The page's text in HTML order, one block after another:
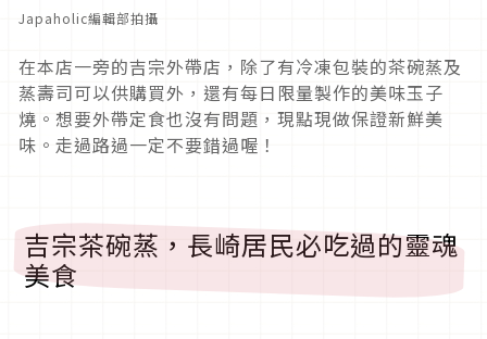
Japaholic編輯部拍攝
在本店一旁的吉宗外帶店，除了有冷凍包裝的茶碗蒸及
蒸壽司可以供購買外，還有每日限量製作的美味玉子
燒。想要外帶定食也沒有問題，現點現做保證新鮮美
味。走過路過一定不要錯過喔！
吉宗茶碗蒸，長崎居民必吃過的靈魂
美食